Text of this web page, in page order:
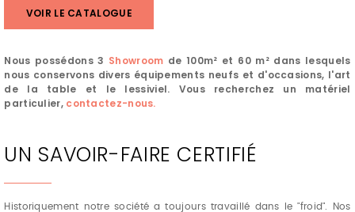
VOIR LE CATALOGUE
Nous possédons 3 Showroom de 100m² et 60 m² dans lesquels
nous conservons divers équipements neufs et d'occasions, l'art
de la table et le lessiviel. Vous recherchez un matériel
particulier, contactez-nous.
UN SAVOIR-FAIRE CERTIFIÉ
Historiquement notre société a toujours travaillé dans le "froid". Nos